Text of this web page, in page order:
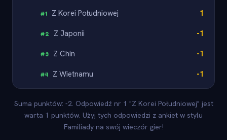
#1 Z Korei Południowej 1
#2 Z Japonii -1
#3 Z Chin -1
#4 Z Wietnamu -1
Suma punktów: -2. Odpowiedź nr 1 "Z Korei Południowej" jest
warta 1 punktów. Użyj tych odpowiedzi z ankiet w stylu
Familiady na swój wieczór gier!